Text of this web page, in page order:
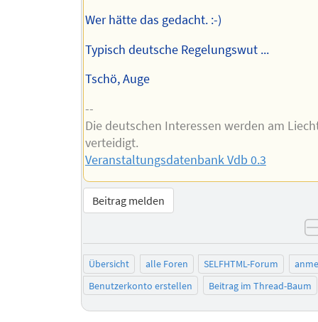
Wer hätte das gedacht. :-)
Typisch deutsche Regelungswut ...
Tschö, Auge
--
Die deutschen Interessen werden am
verteidigt.
Veranstaltungsdatenbank Vdb 0.3
Beitrag melden
Übersicht alle Foren SELFHTML-Forum
Benutzerkonto erstellen
Beitrag im Thread-Baum